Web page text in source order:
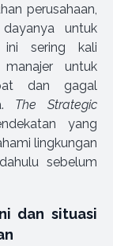
perusahaan,
untuk
ini sering kali
untuk
dan gagal
The Strategic
yang
lingkungan
sebelum
dan situasi